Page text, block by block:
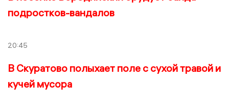
подростков-вандалов
20:45
В Скуратово полыхает поле с сухой травой и
кучей мусора